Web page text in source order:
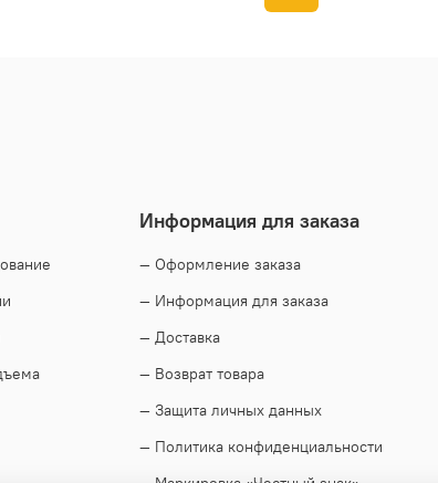
Информация для заказа
— Оформление заказа
— Информация для заказа
— Доставка
— Возврат товара
— Защита личных данных
— Политика конфиденциальности